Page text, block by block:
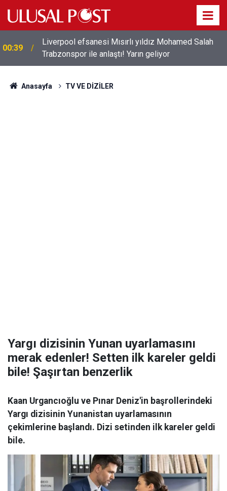
00:39
Liverpool efsanesi Mısırlı yıldız Mohamed Salah
Trabzonspor ile anlaştı! Yarın geliyor
Anasayfa TV VE DİZİLER
Yargı dizisinin Yunan uyarlamasını
merak edenler! Setten ilk kareler geldi
bile! Şaşırtan benzerlik
Kaan Urgancıoğlu ve Pınar Deniz'in başrollerindeki
Yargı dizisinin Yunanistan uyarlamasının
çekimlerine başlandı. Dizi setinden ilk kareler geldi
bile.